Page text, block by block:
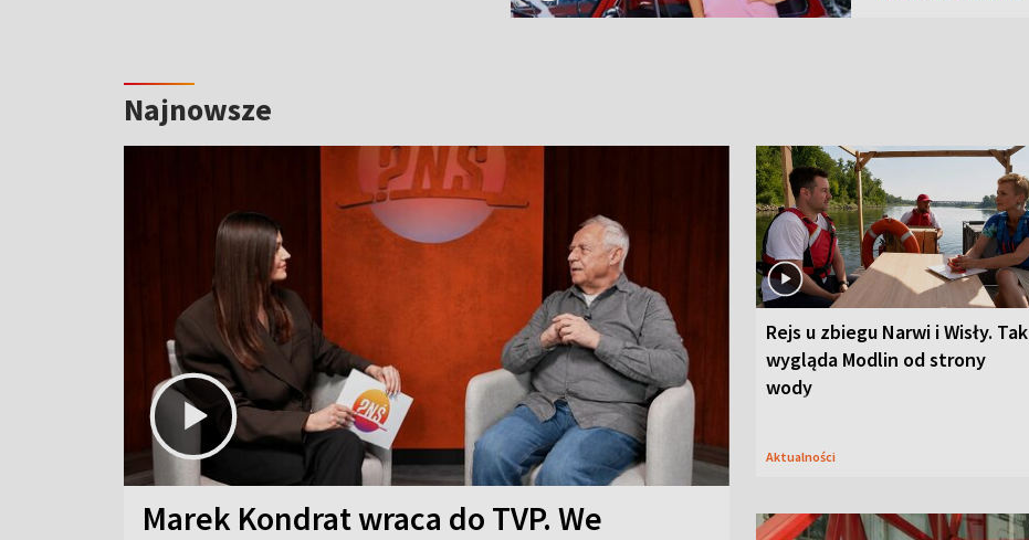
Najnowsze
Marek Kondrat wraca do TVP. We
Rejs u zbiegu Narwi i Wisły. Tak
wygląda Modlin od strony
wody
Aktualności